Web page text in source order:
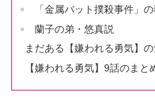
「金属バット撲殺事件」
蘭子の弟・悠真説
まだある【嫌われる勇気】
【嫌われる勇気】9話のまと